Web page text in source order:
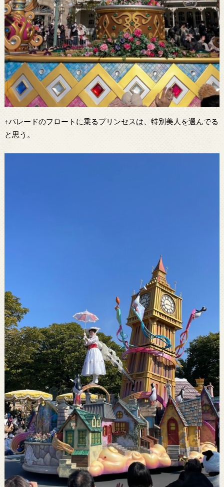
↑パレードのフロートに乗るプリンセスは、特別美人を選んでる
と思う。